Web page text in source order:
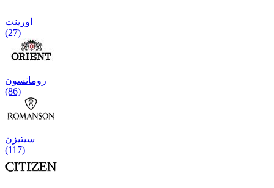
اورینت
(27)
رومانسون
(86)
سیتیزن
(117)